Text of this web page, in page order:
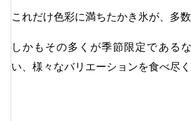
これだけ色彩に満ちたかき氷が、多
しかもその多くが季節限定である
い、様々なバリエーションを食べ尽